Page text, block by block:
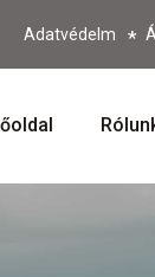
Adatvédelm